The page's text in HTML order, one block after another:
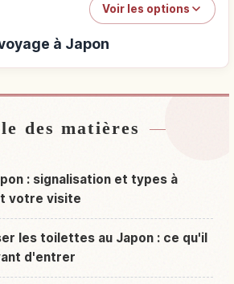
Voir les options
à Japon
près de Japon
à Japon↗
des matières
: signalisation et types à
votre visite
les toilettes au Japon : ce qu'il
d'entrer